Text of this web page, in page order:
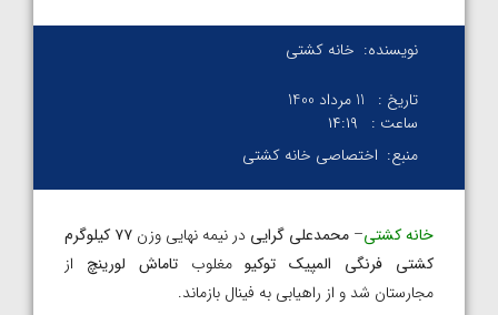
نویسنده: خانه کشتی
تاریخ :
11 مرداد 1400
ساعت :
۱۴:۱۹
منبع: اختصاصی خانه کشتی
خانه کشتی– محمدعلی گرایی در نیمه نهایی وزن
۷۷ کیلوگرم
کشتی فرنگی المپیک توکیومغلوبتاماش لورینچ از
مجارستان شد و از راهیابی به فینال بازماند.